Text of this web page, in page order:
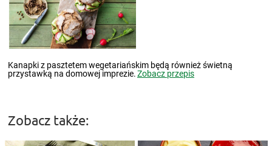
Kanapki z pasztetem wegetariańskim będą również świetną
przystawką na domowej imprezie.Zobacz przepis
Zobacz także: